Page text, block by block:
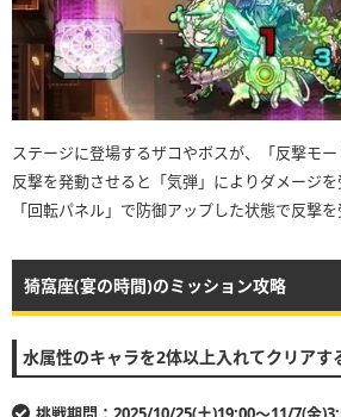
ステージに登場するザコやボスが、「反撃モー
反撃を発動させると「気弾」によりダメージ
「回転パネル」で防御アップした状態で反撃
猗窩座(宴の時間)のミッション攻略
水属性のキャラを2体以上入れてクリアす